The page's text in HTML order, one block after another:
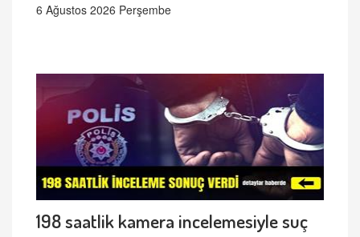
6 Ağustos 2026 Perşembe
198 saatlik kamera incelemesiyle suç